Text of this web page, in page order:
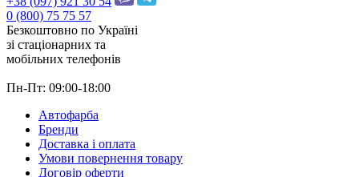
0 (800) 75 75 57
Безкоштовно по Україні
зі стацiонарних та
мобільних телефонів
Пн-Пт: 09:00-18:00
Автофарба
Бренди
Доставка і оплата
Умови повернення товару
Договір оферти